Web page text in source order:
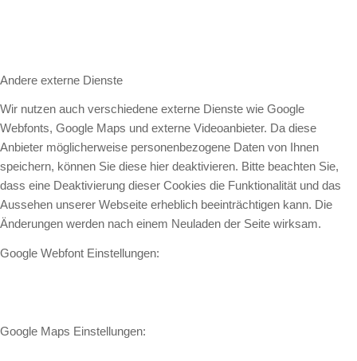
Andere externe Dienste
Wir nutzen auch verschiedene externe Dienste wie Google
Webfonts, Google Maps und externe Videoanbieter. Da diese
Anbieter möglicherweise personenbezogene Daten von Ihnen
speichern, können Sie diese hier deaktivieren. Bitte beachten Sie,
dass eine Deaktivierung dieser Cookies die Funktionalität und das
Aussehen unserer Webseite erheblich beeinträchtigen kann. Die
Änderungen werden nach einem Neuladen der Seite wirksam.
Google Webfont Einstellungen:
Google Maps Einstellungen: